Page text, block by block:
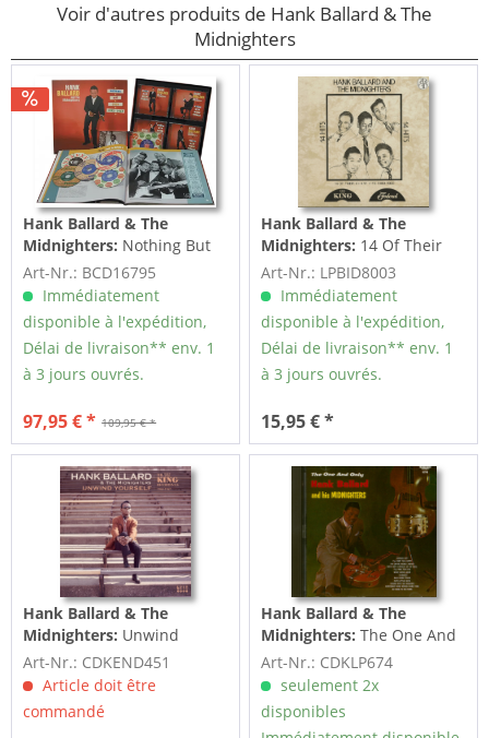
Voir d'autres produits de Hank Ballard & The
Midnighters
Hank Ballard & The
Midnighters: Nothing But
Good (52-62) (5-CD Deluxe
Box Set)
Art-Nr.: BCD16795
Immédiatement
disponible à l'expédition,
Délai de livraison** env. 1
à 3 jours ouvrés.
109,95 € *
97,95 € *
Hank Ballard & The
Midnighters: 14 Of Their
Chart Hits 1953-1962 (LP)
Art-Nr.: LPBID8003
Immédiatement
disponible à l'expédition,
Délai de livraison** env. 1
à 3 jours ouvrés.
15,95 € *
Hank Ballard & The
Midnighters: Unwind
Yourself: The King
Recordings 1964-1967...
Art-Nr.: CDKEND451
Article doit être
commandé
Hank Ballard & The
Midnighters: The One And
Only (CD)
Art-Nr.: CDKLP674
seulement 2x
disponibles